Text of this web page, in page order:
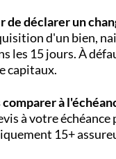
de déclarer un
d'un bien,
les 15 jours. À
capitaux.
à
à votre
15+